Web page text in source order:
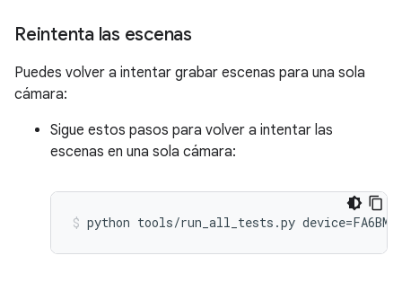
Reintenta las escenas
Puedes volver a intentar grabar escenas para una sola
cámara:
Sigue estos pasos para volver a intentar las
escenas en una sola cámara: